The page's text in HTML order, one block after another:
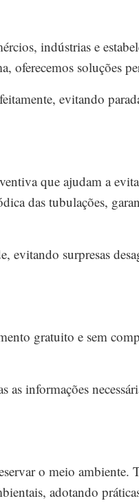
indústrias e
soluções
evitando
que ajudam a
das tubulações,
surpresas
gratuito e sem
as informações
o meio ambiente.
adotando